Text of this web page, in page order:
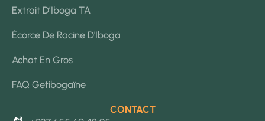
Extrait D’Iboga TA
Écorce De Racine D'Iboga
Achat En Gros
FAQ Getibogaïne
CONTACT